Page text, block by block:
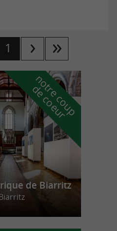
1
n
o
t
r
e
c
o
u
p
d
e
c
o
e
u
r
de Biarritz